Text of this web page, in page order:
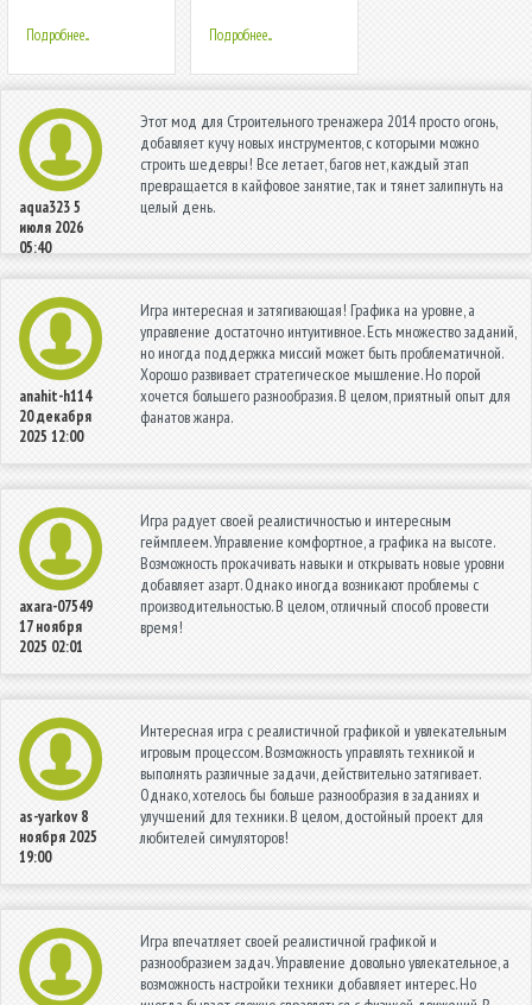
Подробнее... Подробнее...
aqua3235
июля 2026
05:40
Этот мод для Строительного тренажера 2014 просто огонь,
добавляет кучу новых инструментов, с которыми можно
строить шедевры! Все летает, багов нет, каждый этап
превращается в кайфовое занятие, так и тянет залипнуть на
целый день.
anahit-h114
20 декабря
2025 12:00
Игра интересная и затягивающая! Графика на уровне, а
управление достаточно интуитивное. Есть множество заданий,
но иногда поддержка миссий может быть проблематичной.
Хорошо развивает стратегическое мышление. Но порой
хочется большего разнообразия. В целом, приятный опыт для
фанатов жанра.
axara-07549
17 ноября
2025 02:01
Игра радует своей реалистичностью и интересным
геймплеем. Управление комфортное, а графика на высоте.
Возможность прокачивать навыки и открывать новые уровни
добавляет азарт. Однако иногда возникают проблемы с
производительностью. В целом, отличный способ провести
время!
as-yarkov 8
ноября 2025
19:00
Интересная игра с реалистичной графикой и увлекательным
игровым процессом. Возможность управлять техникой и
выполнять различные задачи, действительно затягивает.
Однако, хотелось бы больше разнообразия в заданиях и
улучшений для техники. В целом, достойный проект для
любителей симуляторов!
Игра впечатляет своей реалистичной графикой и
разнообразием задач. Управление довольно увлекательное, а
возможность настройки техники добавляет интерес. Но